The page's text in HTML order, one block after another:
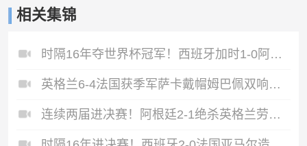
相关集锦
时隔16年夺世界杯冠军！西班牙加时1-0阿根廷费兰制胜恩佐染红
英格兰6-4法国获季军萨卡戴帽姆巴佩双响创纪录奥利塞2助+失良机
连续两届进决赛！阿根廷2-1绝杀英格兰劳塔罗恩佐破门梅西两助攻